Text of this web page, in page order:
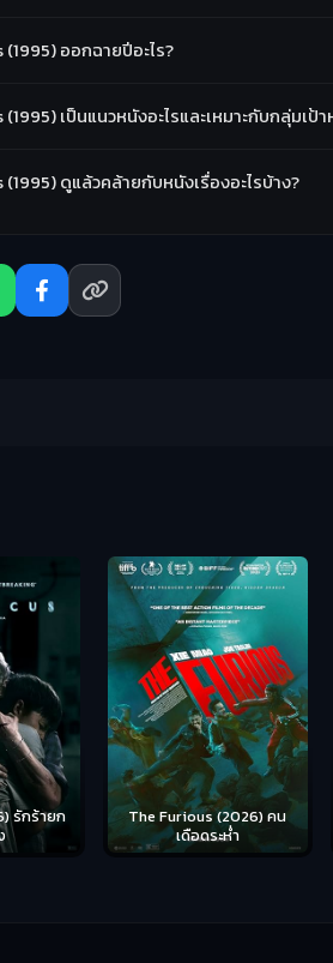
ออกฉายปีอะไร?
เป็นแนวหนังอะไรและเหมาะกับกลุ่มเป้
ดูแล้วคล้ายกับหนังเรื่องอะไรบ้าง?
รักร้ายก
The Furious (2026) คน
เดือดระห่ำ